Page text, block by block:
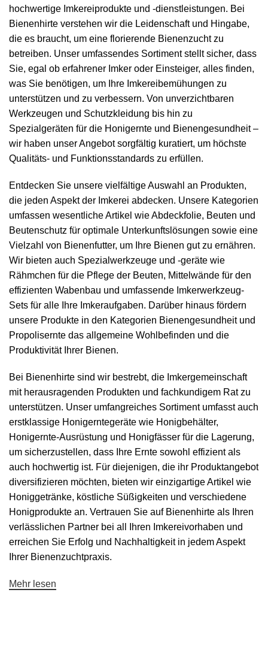
hochwertige Imkereiprodukte und -dienstleistungen. Bei
Bienenhirte verstehen wir die Leidenschaft und Hingabe,
die es braucht, um eine florierende Bienenzucht zu
betreiben. Unser umfassendes Sortiment stellt sicher, dass
Sie, egal ob erfahrener Imker oder Einsteiger, alles finden,
was Sie benötigen, um Ihre Imkereibemühungen zu
unterstützen und zu verbessern. Von unverzichtbaren
Werkzeugen und Schutzkleidung bis hin zu
Spezialgeräten für die Honigernte und Bienengesundheit –
wir haben unser Angebot sorgfältig kuratiert, um höchste
Qualitäts- und Funktionsstandards zu erfüllen.
Entdecken Sie unsere vielfältige Auswahl an Produkten,
die jeden Aspekt der Imkerei abdecken. Unsere Kategorien
umfassen wesentliche Artikel wieAbdeckfolie, Beuten und
Beutenschutz für optimale Unterkunftslösungen sowie eine
Vielzahl von Bienenfutter, um Ihre Bienen gut zu ernähren.
Wir bieten auch Spezialwerkzeuge und -geräte wie
Rähmchen für die Pflege der Beuten, Mittelwände für den
effizienten Wabenbau und umfassende Imkerwerkzeug-
Sets für alle Ihre Imkeraufgaben. Darüber hinaus fördern
unsere Produkte in den Kategorien Bienengesundheitund
Propolisernte das allgemeine Wohlbefinden und die
Produktivität Ihrer Bienen.
Bei Bienenhirte sind wir bestrebt, die Imkergemeinschaft
mit herausragenden Produkten und fachkundigem Rat zu
unterstützen. Unser umfangreiches Sortiment umfasst auch
erstklassige Honigerntegeräte wie Honigbehälter,
Honigernte-Ausrüstung und Honigfässer für die Lagerung,
um sicherzustellen, dass Ihre Ernte sowohl effizient als
auch hochwertig ist. Für diejenigen, die ihr Produktangebot
diversifizieren möchten, bieten wir einzigartige Artikel wie
Honiggetränke, köstliche Süßigkeiten und verschiedene
Honigprodukte an. Vertrauen Sie auf Bienenhirte als Ihren
verlässlichen Partner bei all Ihren Imkereivorhaben und
erreichen Sie Erfolg und Nachhaltigkeit in jedem Aspekt
Ihrer Bienenzuchtpraxis.
Mehr lesen